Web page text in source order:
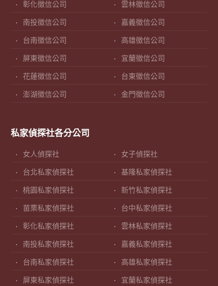
彰化徵信公司 雲林徵信公司
南投徵信公司 嘉義徵信公司
台南徵信公司 高雄徵信公司
屏東徵信公司 宜蘭徵信公司
花蓮徵信公司 台東徵信公司
澎湖徵信公司 金門徵信公司
私家偵探社各分公司
女人偵探社 女子偵探社
台北私家偵探社 基隆私家偵探社
桃園私家偵探社 新竹私家偵探社
苗栗私家偵探社 台中私家偵探社
彰化私家偵探社 雲林私家偵探社
南投私家偵探社 嘉義私家偵探社
台南私家偵探社 高雄私家偵探社
屏東私家偵探社 宜蘭私家偵探社